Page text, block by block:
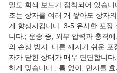
밀도 회색 보드가 접착되어 있습니
조는 상자를 여러 개 쌓아도 상자
게 향상시킵니다. 3-5 유사한 포장
니다.; 운송 중, 외부 압력과 충격
의 손상 방지. 다른 깨지기 쉬운
자가 닫힌 상태가 매우 단단합니
하게 맞습니다., 틈 없이, 먼지를